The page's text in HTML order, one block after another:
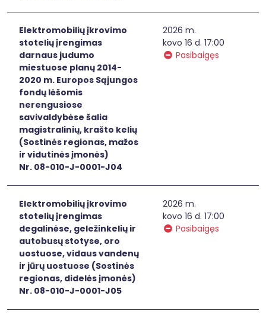
Elektromobilių įkrovimo
stotelių įrengimas
darnaus judumo
miestuose planų 2014-
2020 m. Europos Sąjungos
fondų lėšomis
nerengusiose
savivaldybėse šalia
magistralinių, krašto kelių
(Sostinės regionas, mažos
ir vidutinės įmonės)
Nr. 08-010-J-0001-J04
2026 m.
kovo 16 d. 17:00
Pasibaigęs
Elektromobilių įkrovimo
stotelių įrengimas
degalinėse, geležinkelių ir
autobusų stotyse, oro
uostuose, vidaus vandenų
ir jūrų uostuose (Sostinės
regionas, didelės įmonės)
Nr. 08-010-J-0001-J05
2026 m.
kovo 16 d. 17:00
Pasibaigęs